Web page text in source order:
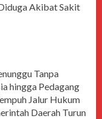
Akibat Sakit
Tanpa
hingga Pedagang
Jalur Hukum
Daerah Turun